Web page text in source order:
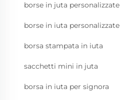
borse in juta personalizzate
borse in iuta personalizzate
borsa stampata in iuta
sacchetti mini in juta
borsa in iuta per signora